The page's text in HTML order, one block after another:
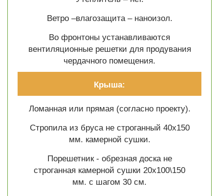
Ветро –влагозащита – наноизол.
Во фронтоны устанавливаются
вентиляционные решетки для продувания
чердачного помещения.
Крыша:
Ломанная или прямая (согласно проекту).
Стропила из бруса не строганный 40х150
мм. камерной сушки.
Порешетник - обрезная доска не
строганная камерной сушки 20х100\150
мм. с шагом 30 см.